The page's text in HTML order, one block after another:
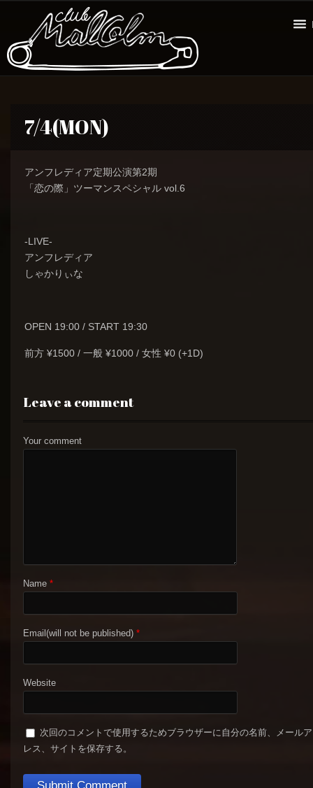
7/4(MON)
アンフレディア定期公演第2期
「恋の際」ツーマンスペシャル vol.6
-LIVE-
アンフレディア
しゃかりぃな
OPEN 19:00 / START 19:30
前方 ¥1500 / 一般 ¥1000 / 女性 ¥0 (+1D)
Leave a comment
Your comment
Name *
Email(will not be published) *
Website
次回のコメントで使用するためブラウザーに自分の名前、メール
レス、サイトを保存する。